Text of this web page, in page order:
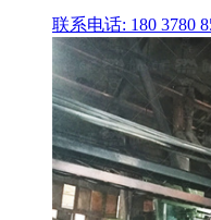
联系电话: 180 3780